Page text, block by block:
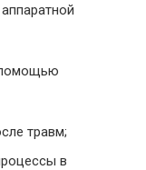
травм;
в